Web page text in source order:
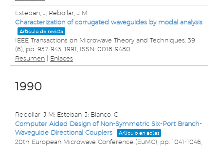
Esteban, J; Rebollar, J M
Characterization of corrugated waveguides by modal analysis
Artículo de revista
IEEE Transactions on Microwave Theory and Techniques, 39
(6), pp. 937-943, 1991 ISSN: 0018-9480
Resumen | Enlaces
1990
Rebollar, J M; Esteban, J; Blanco, C
Computer Aided Design of Non-Symmetric Six-Port Branch-
Waveguide Directional Couplers
Artículo en actas
20th European Microwave Conference (EuMC), pp. 1041-1046,